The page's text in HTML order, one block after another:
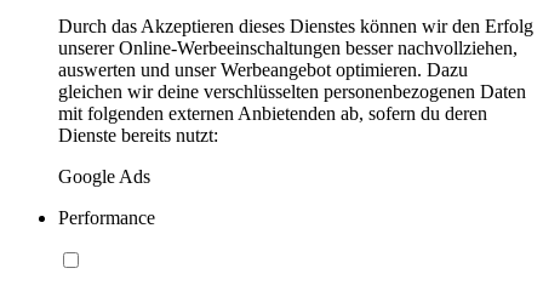
Durch das Akzeptieren dieses Dienstes können wir den Erfolg
unserer Online-Werbeeinschaltungen besser nachvollziehen,
auswerten und unser Werbeangebot optimieren. Dazu
gleichen wir deine verschlüsselten personenbezogenen Daten
mit folgenden externen Anbietenden ab, sofern du deren
Dienste bereits nutzt:
Google Ads
Performance